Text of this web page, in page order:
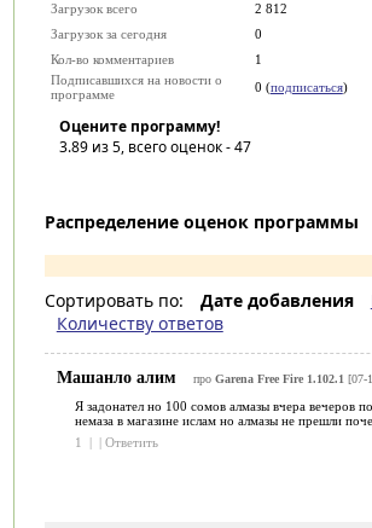
Загрузок всего
2 812
Загрузок за сегодня
0
Кол-во комментариев
1
Подписавшихся на новости о
программе
0 (подписаться)
Оцените программу!
3.89из 5, всего оценок -47
Распределение оценок программы
Сортировать по: Дате добавления
Количеству ответов
Машанло алим про Garena Free Fire 1.102.1 [07-
Я задонател но 100 сомов алмазы вчера вечеров
немаза в магазине ислам но алмазы не прешли
1
| | Ответить